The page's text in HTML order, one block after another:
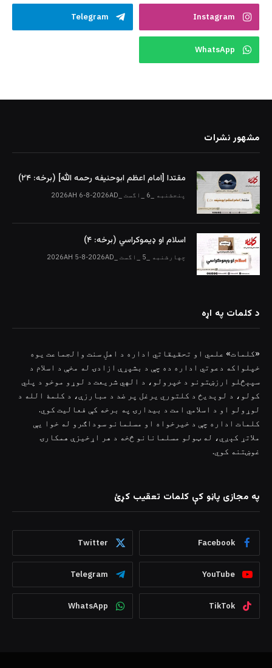
Instagram
Telegram
WhatsApp
مشهور نشرات
مقتدا [امام اعظم ابوحنیفه رحمه الله‎] (برخه: ۲۴)
پنجشنبه _6 _اگست _2026AH 6-8-2026AD
اسلام او ډیموکراسي (برخه: ۴)
چهارشنبه _5 _اگست _2026AH 5-8-2026AD
د کلمات په اړه
«کلمات» علمي او تحقیقاتي اداره د اهلِ سنت والجماعت یوه
خپلواکه دعوتي اداره ده چې د بشپړې ازادۍ له مخې د اسلام د
سپېڅلو ارزښتونو د خپرولو، د الهي شریعت د لوړو موخو د پلي
کولو، د لوېدیځ د کلتوري یرغل پر ضد د مبارزې، د کلمۀ الله د
لوړولو او د اسلامي امت د بیدارۍ په برخه کې فعالیت کوي.
کلمات اداره چې د خیرخواه او مسلمانو سوداګرو له خوا یې
ملاتړ کېږي، له ټولو مسلمانانو څخه د هر اړخیزې همکارۍ
غوښتنه کوي.
په مجازی پاڼو کې کلمات تعقیب کړئ
Facebook
Twitter
YouTube
Telegram
TikTok
WhatsApp